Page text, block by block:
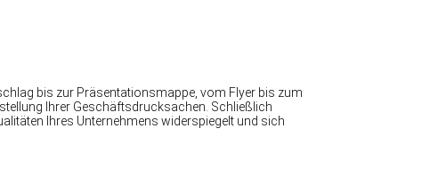
bis zur Präsentationsmappe, vom Flyer bis zum
Ihrer Geschäftsdrucksachen. Schließlich
Ihres Unternehmens widerspiegelt und sich